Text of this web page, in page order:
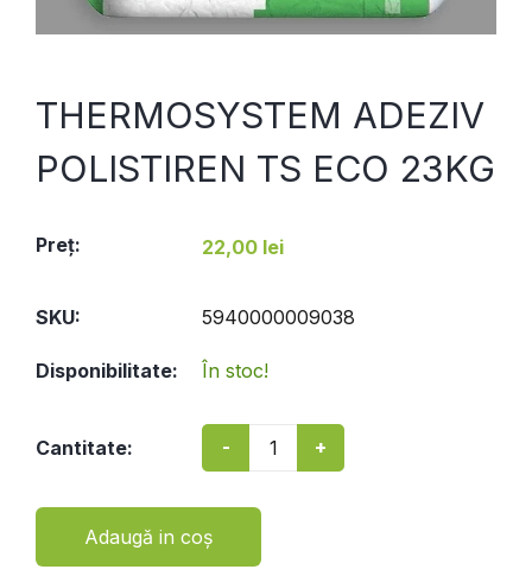
THERMOSYSTEM ADEZIV
POLISTIREN TS ECO 23KG
Preţ: 22,00 lei
SKU: 5940000009038
Disponibilitate: În stoc!
Cantitate: - +
Adaugă in coş